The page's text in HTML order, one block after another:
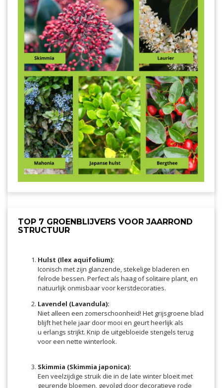
TOP 7 GROENBLIJVERS VOOR JAARROND
STRUCTUUR
Hulst (Ilex aquifolium):
Iconisch met zijn glanzende, stekelige bladeren en
felrode bessen. Perfect als haag of solitaire plant, en
natuurlijk onmisbaar voor kerstdecoraties.
Lavendel (Lavandula):
Niet alleen een zomerschoonheid! Het grijsgroene blad
blijft het hele jaar door mooi en geurt heerlijk als
u erlangs strijkt. Knip de uitgebloeide stengels terug
voor een nette winterlook.
Skimmia (Skimmia japonica):
Een veelzijdige struik die in de late winter bloeit met
geurende bloemen, gevolgd door decoratieve rode